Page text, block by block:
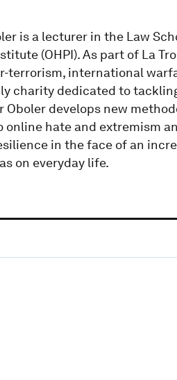
is a lecturer in the Law
(OHPI). As part of La
terrorism, international
charity dedicated to
Oboler develops new
online hate and extremism
in the face of an
on everyday life.